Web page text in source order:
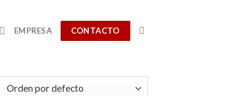
EMPRESA CONTACTO